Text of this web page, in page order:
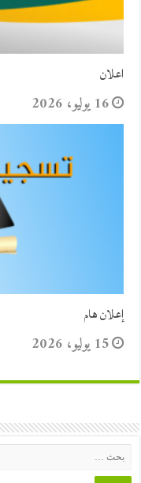
اعلان
16 يوليو، 2026
إعلان هام
15 يوليو، 2026